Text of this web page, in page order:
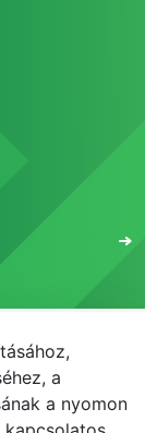
learning
a
a nyomon